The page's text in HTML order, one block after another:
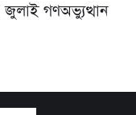
গণঅভ্যুত্থান